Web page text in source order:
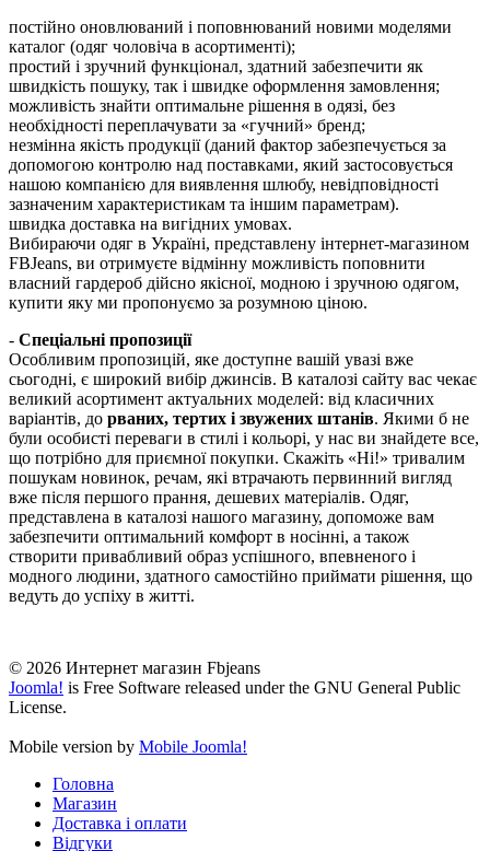
постійно оновлюваний і поповнюваний новими моделями
каталог (одяг чоловіча в асортименті);
простий і зручний функціонал, здатний забезпечити як
швидкість пошуку, так і швидке оформлення замовлення;
можливість знайти оптимальне рішення в одязі, без
необхідності переплачувати за «гучний» бренд;
незмінна якість продукції (даний фактор забезпечується за
допомогою контролю над поставками, який застосовується
нашою компанією для виявлення шлюбу, невідповідності
зазначеним характеристикам та іншим параметрам).
швидка доставка на вигідних умовах.
Вибираючи одяг в Україні, представлену інтернет-магазином
FBJeans, ви отримуєте відмінну можливість поповнити
власний гардероб дійсно якісної, модною і зручною одягом,
купити яку ми пропонуємо за розумною ціною.
- Спеціальні пропозиції
Особливим пропозицій, яке доступне вашій увазі вже
сьогодні, є широкий вибір джинсів. В каталозі сайту вас чекає
великий асортимент актуальних моделей: від класичних
варіантів, до рваних, тертих і звужених штанів. Якими б не
були особисті переваги в стилі і кольорі, у нас ви знайдете все,
що потрібно для приємної покупки. Скажіть «Ні!» тривалим
пошукам новинок, речам, які втрачають первинний вигляд
вже після першого прання, дешевих матеріалів. Одяг,
представлена ​​в каталозі нашого магазину, допоможе вам
забезпечити оптимальний комфорт в носінні, а також
створити привабливий образ успішного, впевненого і
модного людини, здатного самостійно приймати рішення, що
ведуть до успіху в житті.
© 2026 Интернет магазин Fbjeans
Joomla! is Free Software released under the GNU General Public
License.
Mobile version by Mobile Joomla!
Головна
Магазин
Доставка і оплати
Відгуки